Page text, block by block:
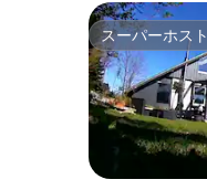
スーパーホスト
スーパーホスト